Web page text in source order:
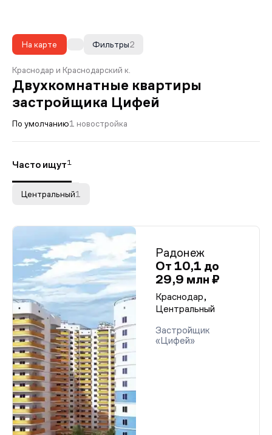
На карте 2
Фильтры
Краснодар и Краснодарский к.
Двухкомнатные квартиры
застройщика Цифей
По умолчанию1 новостройка
Часто ищут1
Центральный1
Радонеж
От 10,1 до
29,9 млн ₽
Краснодар,
Центральный
Застройщик
«Цифей»